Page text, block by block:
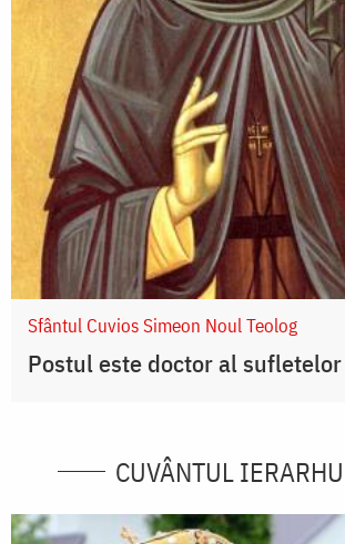
Sfântul Cuvios Simeon Noul Teolog
Postul este doctor al
CUVÂNTUL